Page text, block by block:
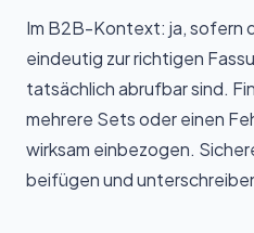
Im B2B-Kontext: ja, sofern
eindeutig zur richtigen
tatsächlich abrufbar sind.
mehrere Sets oder einen
wirksam einbezogen.
beifügen und